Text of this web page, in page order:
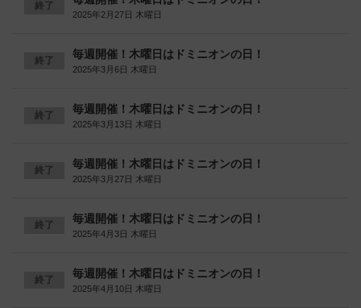
終了
2025年2月27日 木曜日
終了 毎週開催！木曜日はドミニオンの日！
2025年3月6日 木曜日
終了 毎週開催！木曜日はドミニオンの日！
2025年3月13日 木曜日
終了 毎週開催！木曜日はドミニオンの日！
2025年3月27日 木曜日
終了 毎週開催！木曜日はドミニオンの日！
2025年4月3日 木曜日
終了 毎週開催！木曜日はドミニオンの日！
2025年4月10日 木曜日